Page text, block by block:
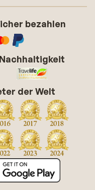
bezahlen
Nachhaltigkeit
der Welt